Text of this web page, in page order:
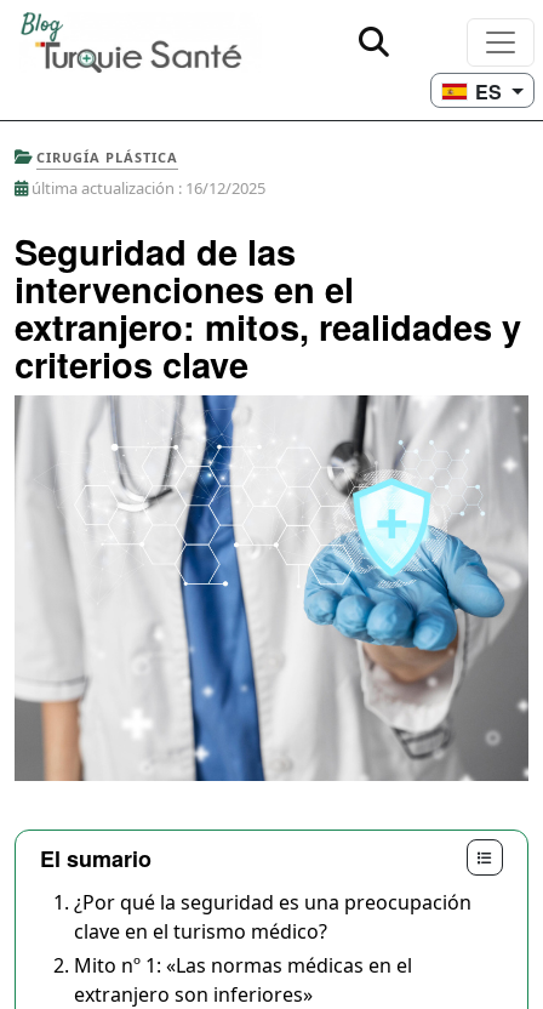
ES
CIRUGÍA PLÁSTICA
última actualización : 16/12/2025
Seguridad de las
intervenciones en el
extranjero: mitos, realidades y
criterios clave
El sumario
¿Por qué la seguridad es una preocupación
clave en el turismo médico?
Mito nº 1: «Las normas médicas en el
extranjero son inferiores»